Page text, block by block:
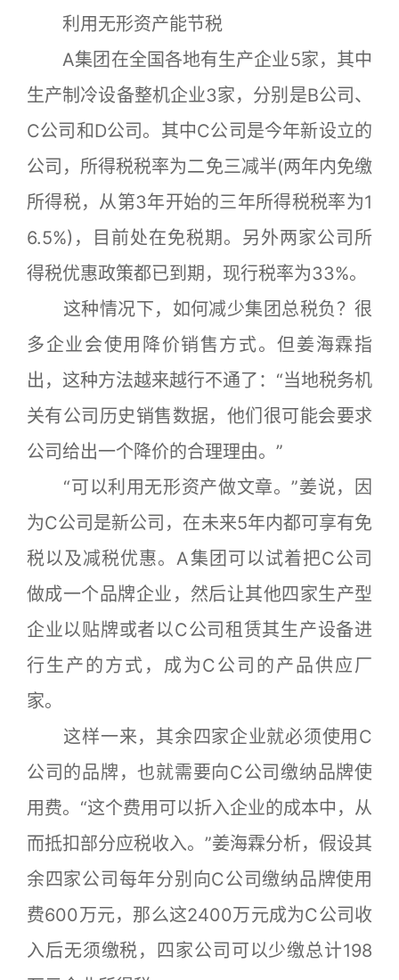
利用无形资产能节税
A集团在全国各地有生产企业5家，其中
生产制冷设备整机企业3家，分别是B公司、
C公司和D公司。其中C公司是今年新设立的
公司，所得税税率为二免三减半(两年内免缴
所得税，从第3年开始的三年所得税税率为1
6.5%)，目前处在免税期。另外两家公司所
得税优惠政策都已到期，现行税率为33%。
这种情况下，如何减少集团总税负？很
多企业会使用降价销售方式。但姜海霖指
出，这种方法越来越行不通了：“当地税务机
关有公司历史销售数据，他们很可能会要求
公司给出一个降价的合理理由。”
“可以利用无形资产做文章。”姜说，因
为C公司是新公司，在未来5年内都可享有免
税以及减税优惠。A集团可以试着把C公司
做成一个品牌企业，然后让其他四家生产型
企业以贴牌或者以C公司租赁其生产设备进
行生产的方式，成为C公司的产品供应厂
家。
这样一来，其余四家企业就必须使用C
公司的品牌，也就需要向C公司缴纳品牌使
用费。“这个费用可以折入企业的成本中，从
而抵扣部分应税收入。”姜海霖分析，假设其
余四家公司每年分别向C公司缴纳品牌使用
费600万元，那么这2400万元成为C公司收
入后无须缴税，四家公司可以少缴总计198